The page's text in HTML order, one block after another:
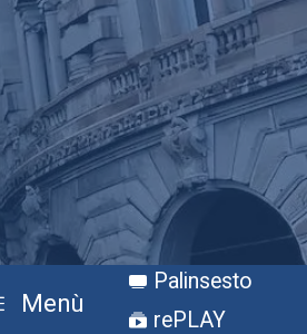
Menù
Palinsesto
rePLAY